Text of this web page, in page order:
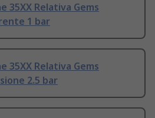
35XX Relativa Gems
1 bar
35XX Relativa Gems
2.5 bar